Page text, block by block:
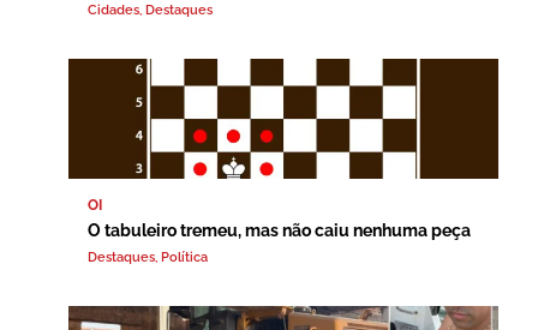
Cidades, Destaques
OI
O tabuleiro tremeu, mas não caiu nenhuma peça
Destaques, Política